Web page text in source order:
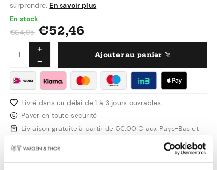
surprendre. En savoir plus
En stock
€64,95 €52,46
Ajouter au panier
Livré dans un délai de 1 à 3 jours ouvrables
Payer en toute sécurité
Livraison gratuite à partir de 50,00 € aux Pays-Bas et
Design suédois